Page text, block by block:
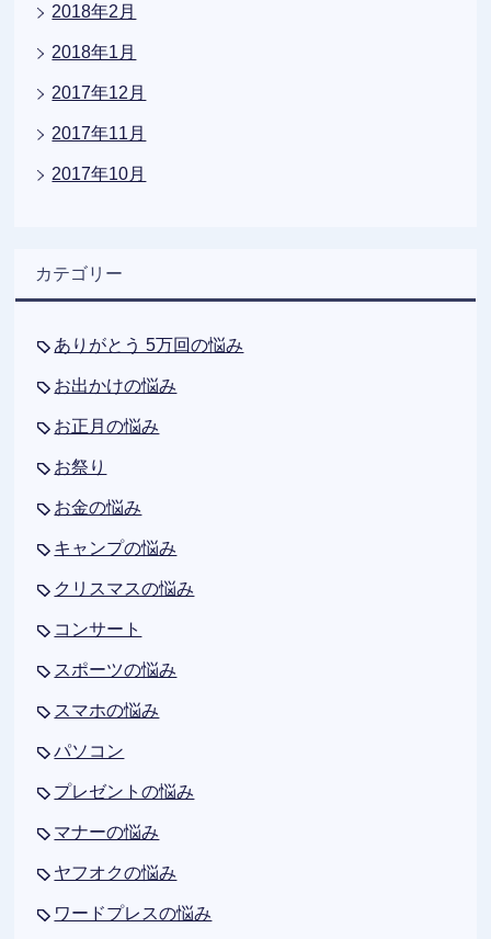
2018年2月
2018年1月
2017年12月
2017年11月
2017年10月
カテゴリー
ありがとう 5万回の悩み
お出かけの悩み
お正月の悩み
お祭り
お金の悩み
キャンプの悩み
クリスマスの悩み
コンサート
スポーツの悩み
スマホの悩み
パソコン
プレゼントの悩み
マナーの悩み
ヤフオクの悩み
ワードプレスの悩み